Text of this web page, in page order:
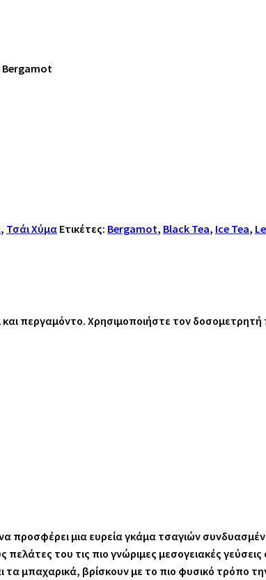
Bergamot
, Τσάι Χύμα Ετικέτες: Bergamot, Black Tea, Ice Tea,
περγαμόντο. Χρησιμοποιήστε τον
προσφέρει μια ευρεία γκάμα τσαγιών
του τις πιο γνώριμες μεσογειακές
μπαχαρικά, βρίσκουν με το πιο φυσικό τρόπο